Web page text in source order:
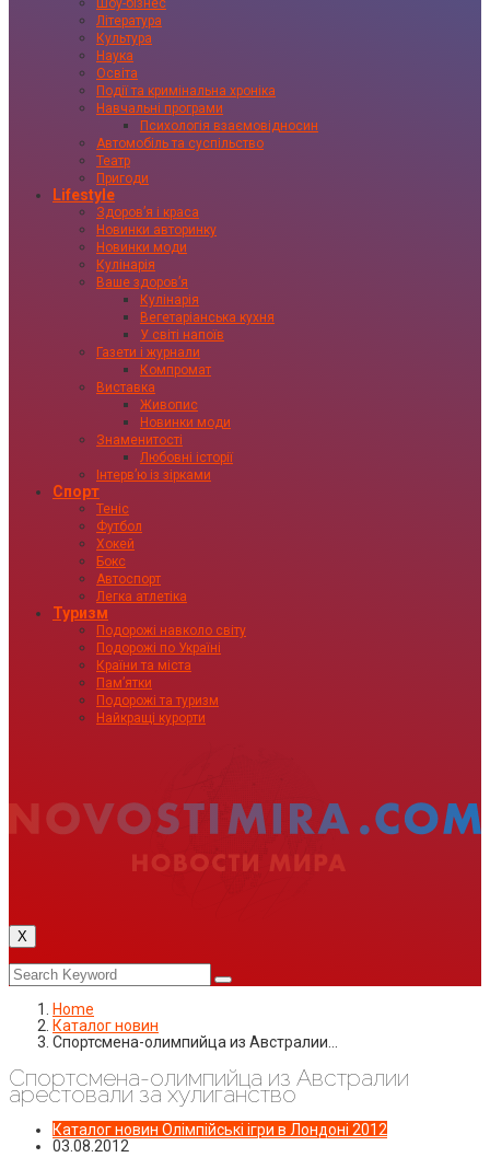
Шоу-бізнес
Література
Культура
Наука
Освіта
Події та кримінальна хроніка
Навчальні програми
Психологія взаємовідносин
Автомобіль та суспільство
Театр
Пригоди
Lifestyle
Здоровʼя і краса
Новинки авторинку
Новинки моди
Кулінарія
Ваше здоровʼя
Кулінарія
Вегетаріанська кухня
У світі напоїв
Газети і журнали
Компромат
Виставка
Живопис
Новинки моди
Знаменитості
Любовні історії
Інтервʼю із зірками
Спорт
Теніс
Футбол
Хокей
Бокс
Автоспорт
Легка атлетіка
Туризм
Подорожі навколо світу
Подорожі по Україні
Країни та міста
Пам’ятки
Подорожі та туризм
Найкращі курорти
X
Home
Каталог новин
Спортсмена-олимпийца из Австралии…
Спортсмена-олимпийца из Австралии
арестовали за хулиганство
Каталог новин Олімпійські ігри в Лондоні 2012
03.08.2012